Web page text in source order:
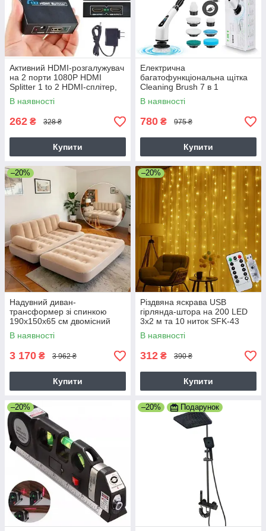
Активний HDMI-розгалужувач
на 2 порти 1080P HDMI
Splitter 1 to 2 HDMI-сплітер,
HDMI HUB
В наявності
262 ₴ 328 ₴
Купити
Електрична
багатофункціональна щітка
Cleaning Brush 7 в 1
В наявності
780 ₴ 975 ₴
Купити
–20%
Надувний диван-
трансформер зі спинкою
190х150х65 см двомісний
для дому та природи (насос
у комплекті)
В наявності
3 170 ₴ 3 962 ₴
Купити
–20%
Різдвяна яскрава USB
гірлянда-штора на 200 LED
3х2 м та 10 ниток SFK-43
Теплий білий
В наявності
312 ₴ 390 ₴
Купити
–20% –20% Подарунок